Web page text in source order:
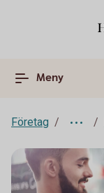
Meny
Företag